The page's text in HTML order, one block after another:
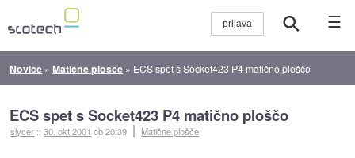
☰
Novice »Matične plošče » ECS spet s Socket423 P4 matično ploščo
ECS spet s Socket423 P4 matično ploščo
slycer ::30. okt 2001 ob 20:39 Matične plošče